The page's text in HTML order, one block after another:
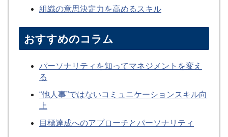
組織の意思決定力を高めるスキル
おすすめのコラム
パーソナリティを知ってマネジメントを変え
る
“他人事”ではないコミュニケーションスキル向
上
目標達成へのアプローチとパーソナリティ